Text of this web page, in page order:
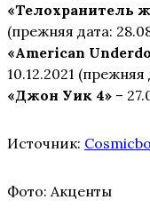
«Телохранитель
(прежняя дата:
«American
10.12.2021 (прежняя
«Джон Уик 4» –
Источник:
Фото: Акценты